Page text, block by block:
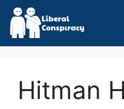
Skip
content
Hitman